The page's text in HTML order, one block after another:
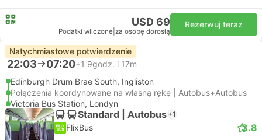
USD 69
Podatki wliczone za osobę dorosłą
Rezerwuj teraz
Natychmiastowe potwierdzenie
22:03 07:20+1 9godz. i 17m
Edinburgh Drum Brae South, Ingliston
Połączenia koordynowane na własną rękę | Autobus+Autobus
Victoria Bus Station, Londyn
Standard | Autobus +1
FlixBus 3.8